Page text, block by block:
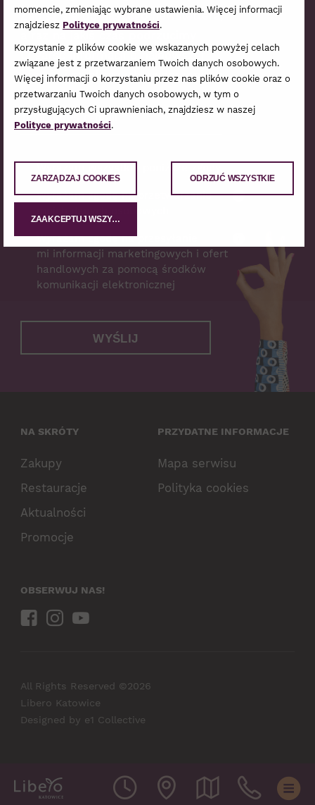
Zapisz się do naszego newslettera,
a raz na jakiś czas podrzucimy
Ci garść informacji o najnowszej
ofercie i najbliższych wydarzeniach.
Zamów Newsletter
Wyrażam zgodę na przetwarzanie
?
Wyrażam zgodę na przesyłanie
mi informacji marketingowych i ofert
handlowych za pomocą środków
komunikacji elektronicznej
WYŚLIJ
NA SKRÓTY
Zakupy
Restauracje
Aktualności
Promocje
PRZYDATNE INFORMACJE
Mapa serwisu
Polityka cookies
OBSERWUJ NAS!
All Rights Reserved ©2026
Libero Katowice
Designed by e1 Collective
momencie, zmieniając wybrane ustawienia. Więcej informacji
znajdziesz Polityce prywatności.
Korzystanie z plików cookie we wskazanych powyżej celach
związane jest z przetwarzaniem Twoich danych osobowych.
Więcej informacji o korzystaniu przez nas plików cookie oraz o
przetwarzaniu Twoich danych osobowych, w tym o
przysługujących Ci uprawnieniach, znajdziesz w naszej
Polityce prywatności.
ZARZĄDZAJ COOKIES ODRZUĆ WSZYSTKIE
ZAAKCEPTUJ WSZYSTKIE